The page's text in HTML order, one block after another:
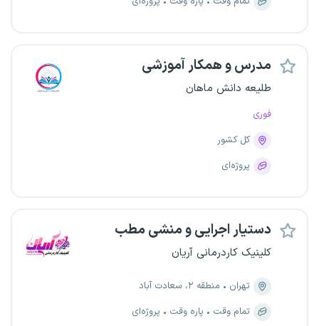
مدرس و همکار آموزشی
طلیعه دانش ماهان
فوری
کل کشور
پروژه‌ای
دستیار اجرایی و منشی مطب
کلینیک کاردرمانی آریان
تهران
منطقه ۲، سعادت آباد
تمام وقت
پاره وقت پروژه‌ای